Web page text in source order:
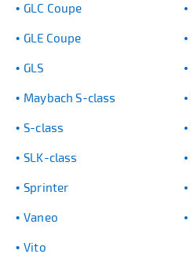
GLC Coupe
GLE Coupe
GLS
Maybach S-class
S-class
SLK-class
Sprinter
Vaneo
Vito